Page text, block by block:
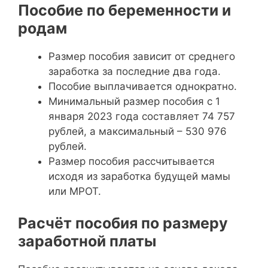
Пособие по беременности и
родам
Размер пособия зависит от среднего
заработка за последние два года.
Пособие выплачивается однократно.
Минимальный размер пособия с 1
января 2023 года составляет 74 757
рублей, а максимальный – 530 976
рублей.
Размер пособия рассчитывается
исходя из заработка будущей мамы
или МРОТ.
Расчёт пособия по размеру
заработной платы